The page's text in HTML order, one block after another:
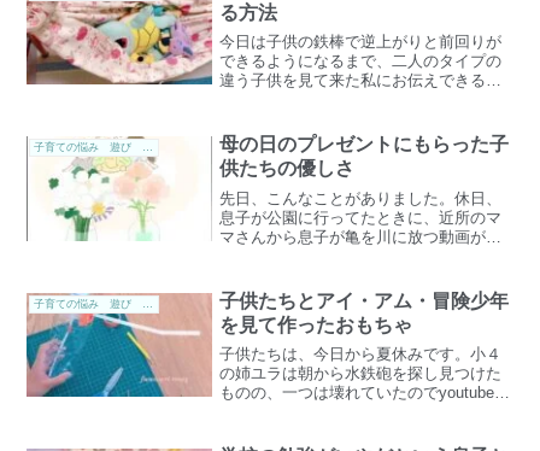
る方法
今日は子供の鉄棒で逆上がりと前回りが
できるようになるまで、二人のタイプの
違う子供を見て来た私にお伝えできるこ
き、安定して逆上がりができるようにな
り息子は家で初めて逆上が...
子育ての悩み 遊び 子供手帳 勉強
母の日のプレゼントにもらった子
供たちの優しさ
先日、こんなことがありました。休日、
息子が公園に行ってたときに、近所のマ
マさんから息子が亀を川に放つ動画が送
見てもらってたみたいだし、手を洗うよ
うに言ってくれた音声など...
子供たちとアイ・アム・冒険少年
を見て作ったおもちゃ
子供たちは、今日から夏休みです。小４
の姉ユラは朝から水鉄砲を探し見つけた
ものの、一つは壊れていたのでyoutubeを